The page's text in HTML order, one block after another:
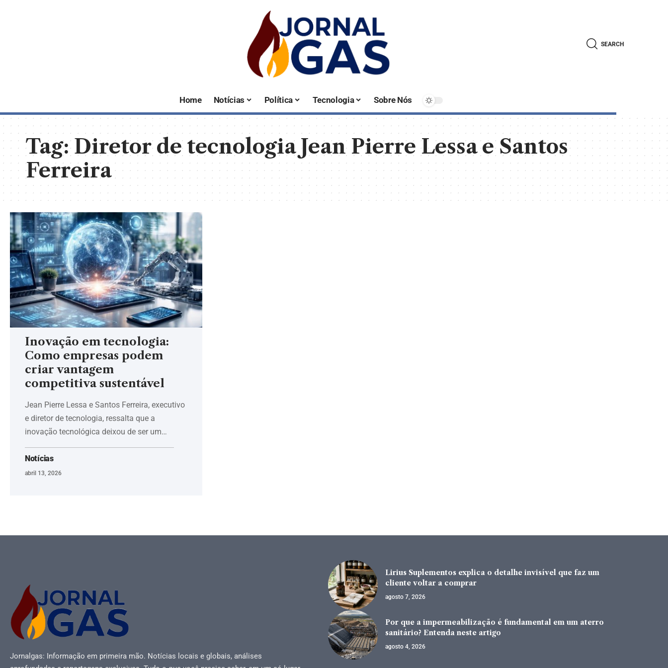
SEARCH
Home Notícias Política Tecnologia Sobre Nós
Tag:Diretor de tecnologia Jean Pierre Lessa e Santos
Ferreira
Inovação em tecnologia:
Como empresas podem
criar vantagem
competitiva sustentável
Jean Pierre Lessa e Santos Ferreira, executivo
e diretor de tecnologia, ressalta que a
inovação tecnológica deixou de ser um…
Notícias
abril 13, 2026
Jornalgas: Informação em primeira mão. Notícias locais e globais, análises
Lirius Suplementos explica o detalhe invisível que faz um
cliente voltar a comprar
agosto 7, 2026
Por que a impermeabilização é fundamental em um aterro
sanitário? Entenda neste artigo
agosto 4, 2026